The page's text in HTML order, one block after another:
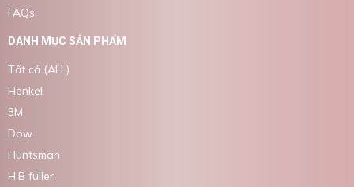
FAQs
DANH MỤC SẢN PHẨM
Tất cả (ALL)
Henkel
3M
Dow
Huntsman
H.B fuller